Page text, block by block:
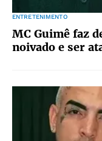
ENTRETENIMENTO
MC Guimê faz
noivado e ser